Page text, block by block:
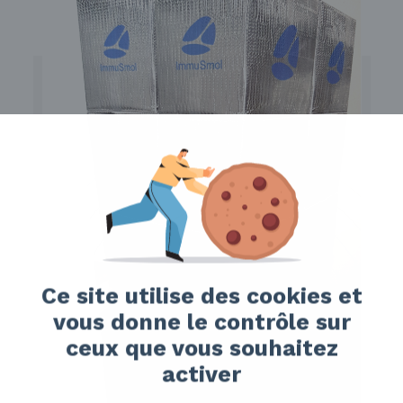
Ce site utilise des cookies et
vous donne le contrôle sur
ceux que vous souhaitez
activer